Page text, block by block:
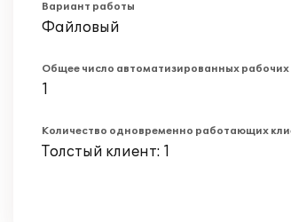
Вариант работы
Файловый
Общее число автоматизированных рабочих
1
Количество одновременно работающих
Толстый клиент: 1